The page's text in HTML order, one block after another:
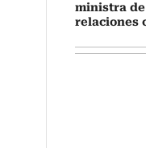
ministra
relaciones